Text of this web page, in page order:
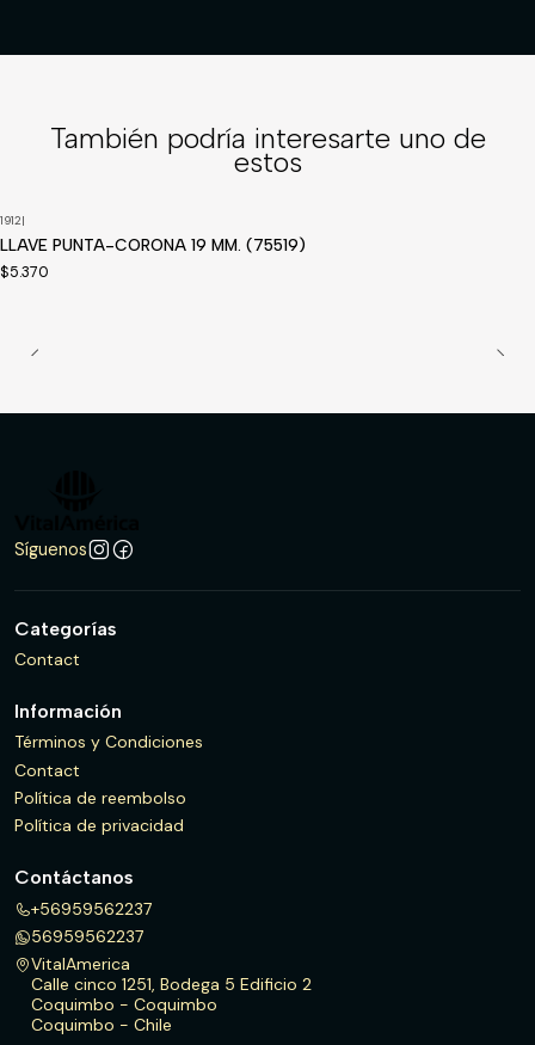
También podría interesarte uno de
estos
1912|
LLAVE PUNTA-CORONA 19 MM. (75519)
$5.370
Síguenos
Categorías
Contact
Información
Términos y Condiciones
Contact
Política de reembolso
Política de privacidad
Contáctanos
+56959562237
56959562237
VitalAmerica
Calle cinco 1251, Bodega 5 Edificio 2
Coquimbo - Coquimbo
Coquimbo - Chile